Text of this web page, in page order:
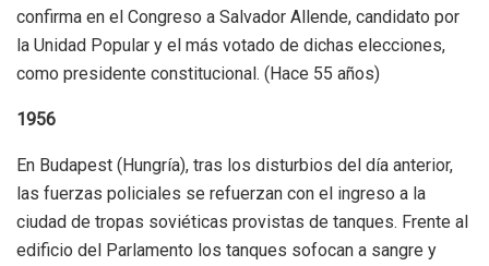
confirma en el Congreso a Salvador Allende, candidato por
la Unidad Popular y el más votado de dichas elecciones,
como presidente constitucional. (Hace 55 años)
1956
En Budapest (Hungría), tras los disturbios del día anterior,
las fuerzas policiales se refuerzan con el ingreso a la
ciudad de tropas soviéticas provistas de tanques. Frente al
edificio del Parlamento los tanques sofocan a sangre y